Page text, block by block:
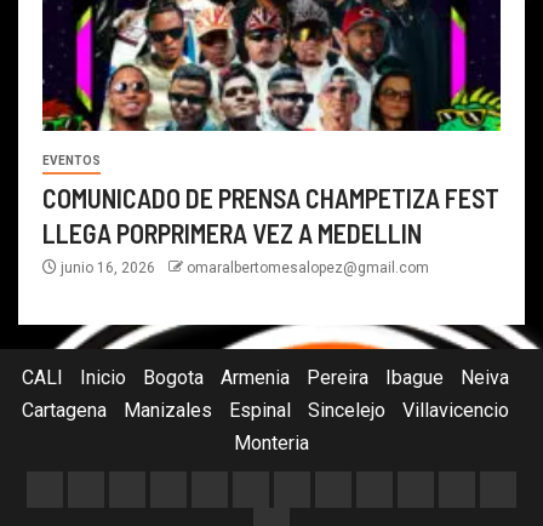
EVENTOS
COMUNICADO DE PRENSA CHAMPETIZA FEST
LLEGA PORPRIMERA VEZ A MEDELLIN
junio 16, 2026 omaralbertomesalopez@gmail.com
CALI Inicio Bogota Armenia Pereira Ibague
Neiva
Cartagena
Manizales Espinal Sincelejo
Villavicencio
Monteria